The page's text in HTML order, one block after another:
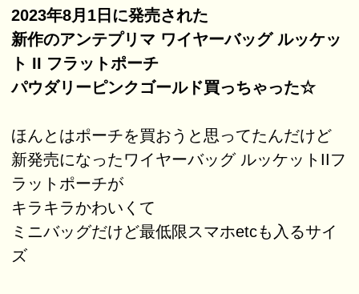
2023年8月1日に発売された
新作のアンテプリマ ワイヤーバッグ ルッケッ
ト II フラットポーチ
パウダリーピンクゴールド買っちゃった☆
ほんとはポーチを買おうと思ってたんだけど
新発売になったワイヤーバッグ ルッケットIIフ
ラットポーチが
キラキラかわいくて
ミニバッグだけど最低限スマホetcも入るサイ
ズ